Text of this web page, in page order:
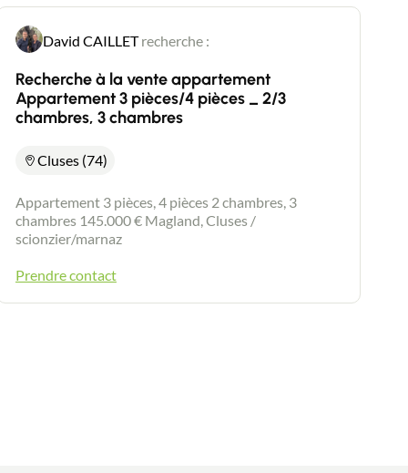
David CAILLETrecherche :
Recherche à la vente appartement
Appartement 3 pièces/4 pièces _ 2/3
chambres, 3 chambres
Cluses (74)
Appartement 3 pièces, 4 pièces 2 chambres, 3
chambres 145.000 € Magland, Cluses /
scionzier/marnaz
Prendre contact